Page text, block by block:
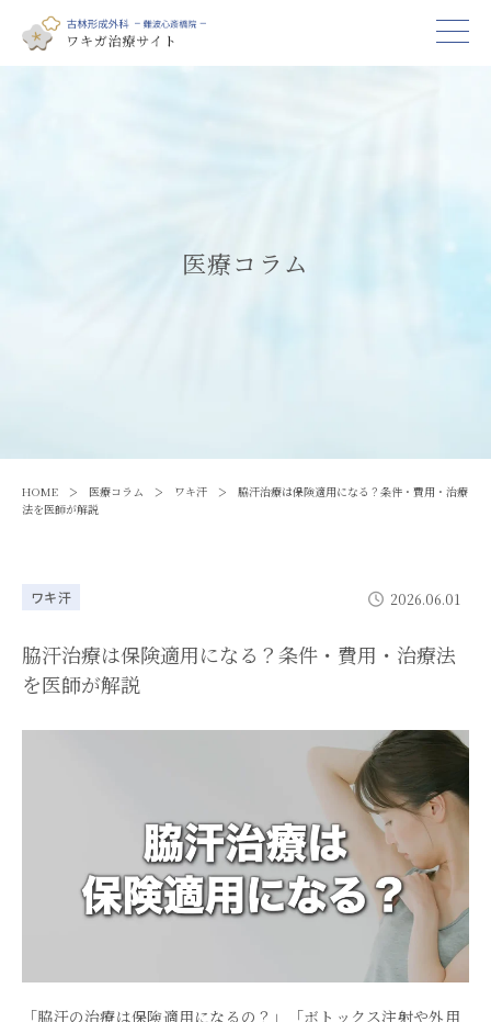
医療コラム
HOME > 医療コラム > ワキ汗 >
脇汗治療は保険適用になる？条件・費用・治療
法を医師が解説
ワキ汗 2026.06.01
脇汗治療は保険適用になる？条件・費用・治療法
を医師が解説
「脇汗の治療は保険適用になるの？」「ボトックス注射や外用